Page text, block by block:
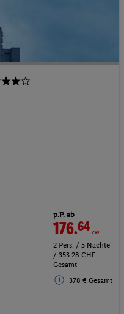
p.P. ab
176.64CHF
2 Pers. / 5 Nächte
/ 353.28 CHF
Gesamt
378 € Gesamt